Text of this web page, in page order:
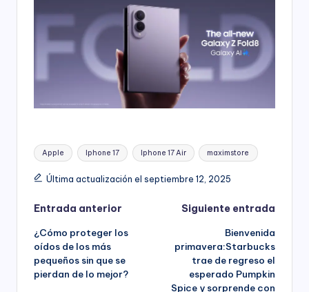
Etiquetas:
Apple Iphone 17 Iphone 17 Air maximstore
Última actualización el septiembre 12, 2025
Navegación
de
entradas
Entrada anterior
¿Cómo proteger los
oídos de los más
pequeños sin que se
pierdan de lo mejor?
Siguiente entrada
Bienvenida
primavera:Starbucks
trae de regreso el
esperado Pumpkin
Spice y sorprende con